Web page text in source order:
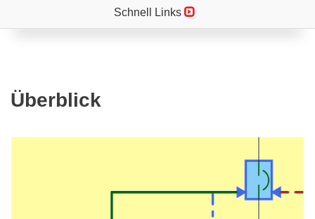
Schnell Links
Überblick